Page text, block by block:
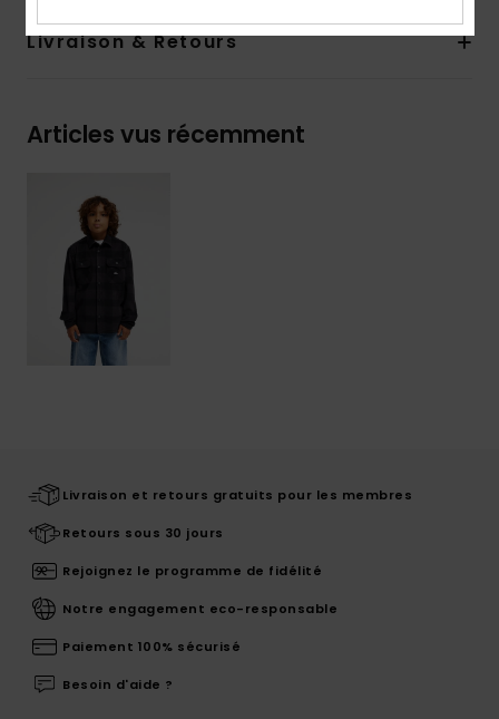
Livraison & Retours
Articles vus récemment
Livraison et retours gratuits pour les membres
Retours sous 30 jours
Rejoignez le programme de fidélité
Notre engagement eco-responsable
Paiement 100% sécurisé
Besoin d'aide ?